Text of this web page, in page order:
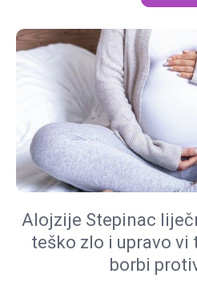
Alojzije Stepinac
teško zlo i upravo vi
borbi